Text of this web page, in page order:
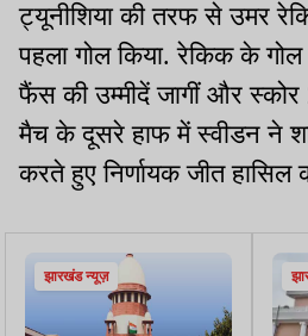
ट्यूनीशिया की तरफ से उमर
पहला गोल किया. रेकिक के
फैंस की उम्मीदें जागीं और स्कोर
मैच के दूसरे हाफ में स्वीडन ने
करते हुए निर्णायक जीत हासिल
झारखंड न्यूज़